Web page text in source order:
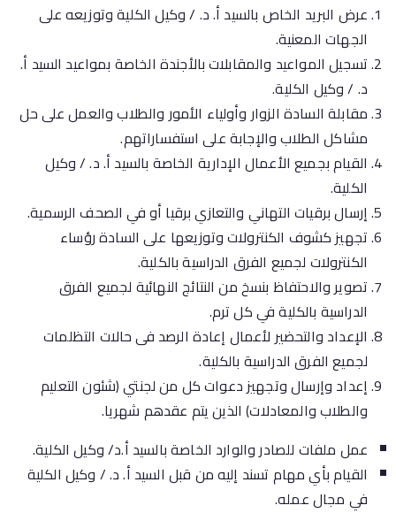
عرض البريد الخاص بالسيد أ. د. / وكيل الكلية وتوزيعه على
الجهات المعنية.
تسجيل المواعيد والمقابلات بالأجندة الخاصة بمواعيد السيد أ.
د. / وكيل الكلية.
مقابلة السادة الزوار وأولياء الأمور والطلاب والعمل على حل
مشاكل الطلاب والإجابة على استفساراتهم.
القيام بجميع الأعمال الإدارية الخاصة بالسيد أ. د. / وكيل
الكلية.
إرسال برقيات التهاني والتعازي برقيا أو في الصحف الرسمية.
تجهيز كشوف الكنترولات وتوزيعها على السادة رؤساء
الكنترولات لجميع الفرق الدراسية بالكلية.
تصوير والاحتفاظ بنسخ من النتائج النهائية لجميع الفرق
الدراسية بالكلية في كل ترم.
الإعداد والتحضير لأعمال إعادة الرصد فى حالات التظلمات
لجميع الفرق الدراسية بالكلية.
إعداد وإرسال وتجهيز دعوات كل من لجنتي (شئون التعليم
والطلاب والمعادلات) الذين يتم عقدهم شهريا.
عمل ملفات للصادر والوارد الخاصة بالسيد أ.د/ وكيل الكلية.
القيام بأي مهام تسند إليه من قبل السيد أ. د. / وكيل الكلية
في مجال عمله.